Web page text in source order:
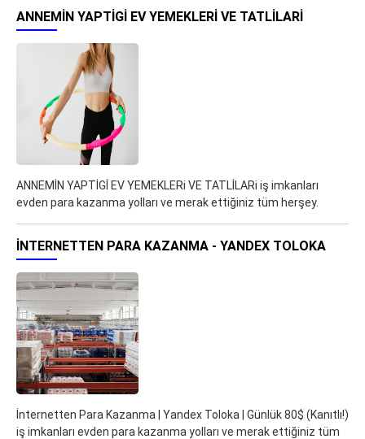
ANNEMİN YAPTİGİ EV YEMEKLERI VE TATLİLARI
ANNEMİN YAPTİGİ EV YEMEKLERi VE TATLİLARi iş imkanları
evden para kazanma yolları ve merak ettiğiniz tüm herşey.
İNTERNETTEN PARA KAZANMA - YANDEX TOLOKA
İnternetten Para Kazanma | Yandex Toloka | Günlük 80$ (Kanıtlı!)
iş imkanları evden para kazanma yolları ve merak ettiğiniz tüm